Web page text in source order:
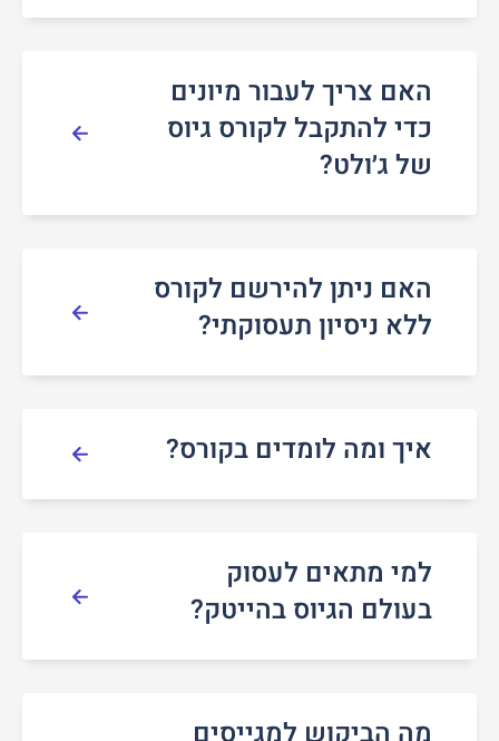
האם צריך לעבור מיונים
כדי להתקבל לקורס גיוס
של ג׳ולט?
האם ניתן להירשם לקורס
ללא ניסיון תעסוקתי?
איך ומה לומדים בקורס?
למי מתאים לעסוק
בעולם הגיוס בהייטק?